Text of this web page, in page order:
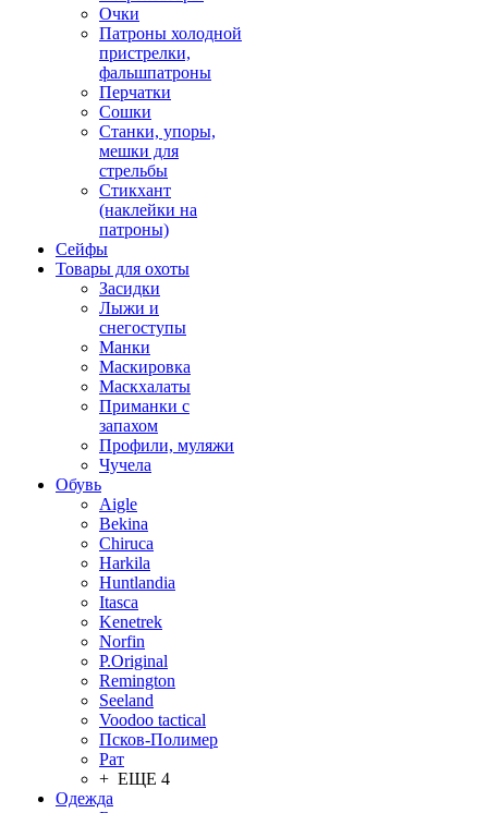
Очки
Патроны холодной
пристрелки,
фальшпатроны
Перчатки
Сошки
Станки, упоры,
мешки для
стрельбы
Стикхант
(наклейки на
патроны)
Сейфы
Товары для охоты
Засидки
Лыжи и
снегоступы
Манки
Маскировка
Маскхалаты
Приманки с
запахом
Профили, муляжи
Чучела
Обувь
Aigle
Bekina
Chiruсa
Harkila
Huntlandia
Itasca
Kenetrek
Norfin
P.Original
Remington
Seeland
Voodoo tactical
Псков-Полимер
Рат
+ ЕЩЕ 4
Одежда